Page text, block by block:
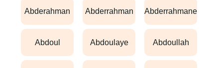
abderahman abderrahman abderrahmane
abdoul abdoulaye abdoullah